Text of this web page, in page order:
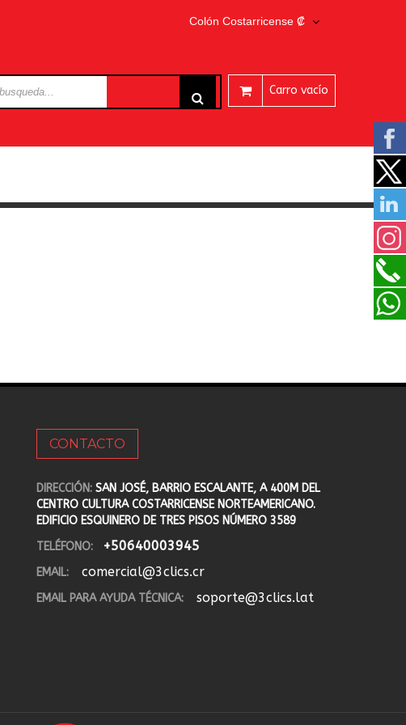
Colón Costarricense ₡
Carro vacío
CONTACTO
DIRECCIÓN: SAN JOSÉ, BARRIO ESCALANTE, A 400M DEL
CENTRO CULTURA COSTARRICENSE NORTEAMERICANO.
EDIFICIO ESQUINERO DE TRES PISOS NÚMERO 3589
TELÉFONO:
+50640003945
EMAIL: comercial@3clics.cr
EMAIL PARA AYUDA TÉCNICA: soporte@3clics.lat